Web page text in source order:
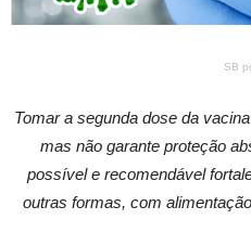
SB
Tomar a segunda dose da
mas não garante proteção
possível e recomendável
outras formas, com